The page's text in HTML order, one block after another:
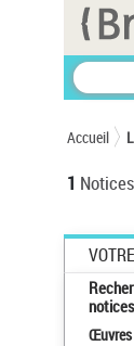
Accueil
1
Œuvres
Panneau de gestion